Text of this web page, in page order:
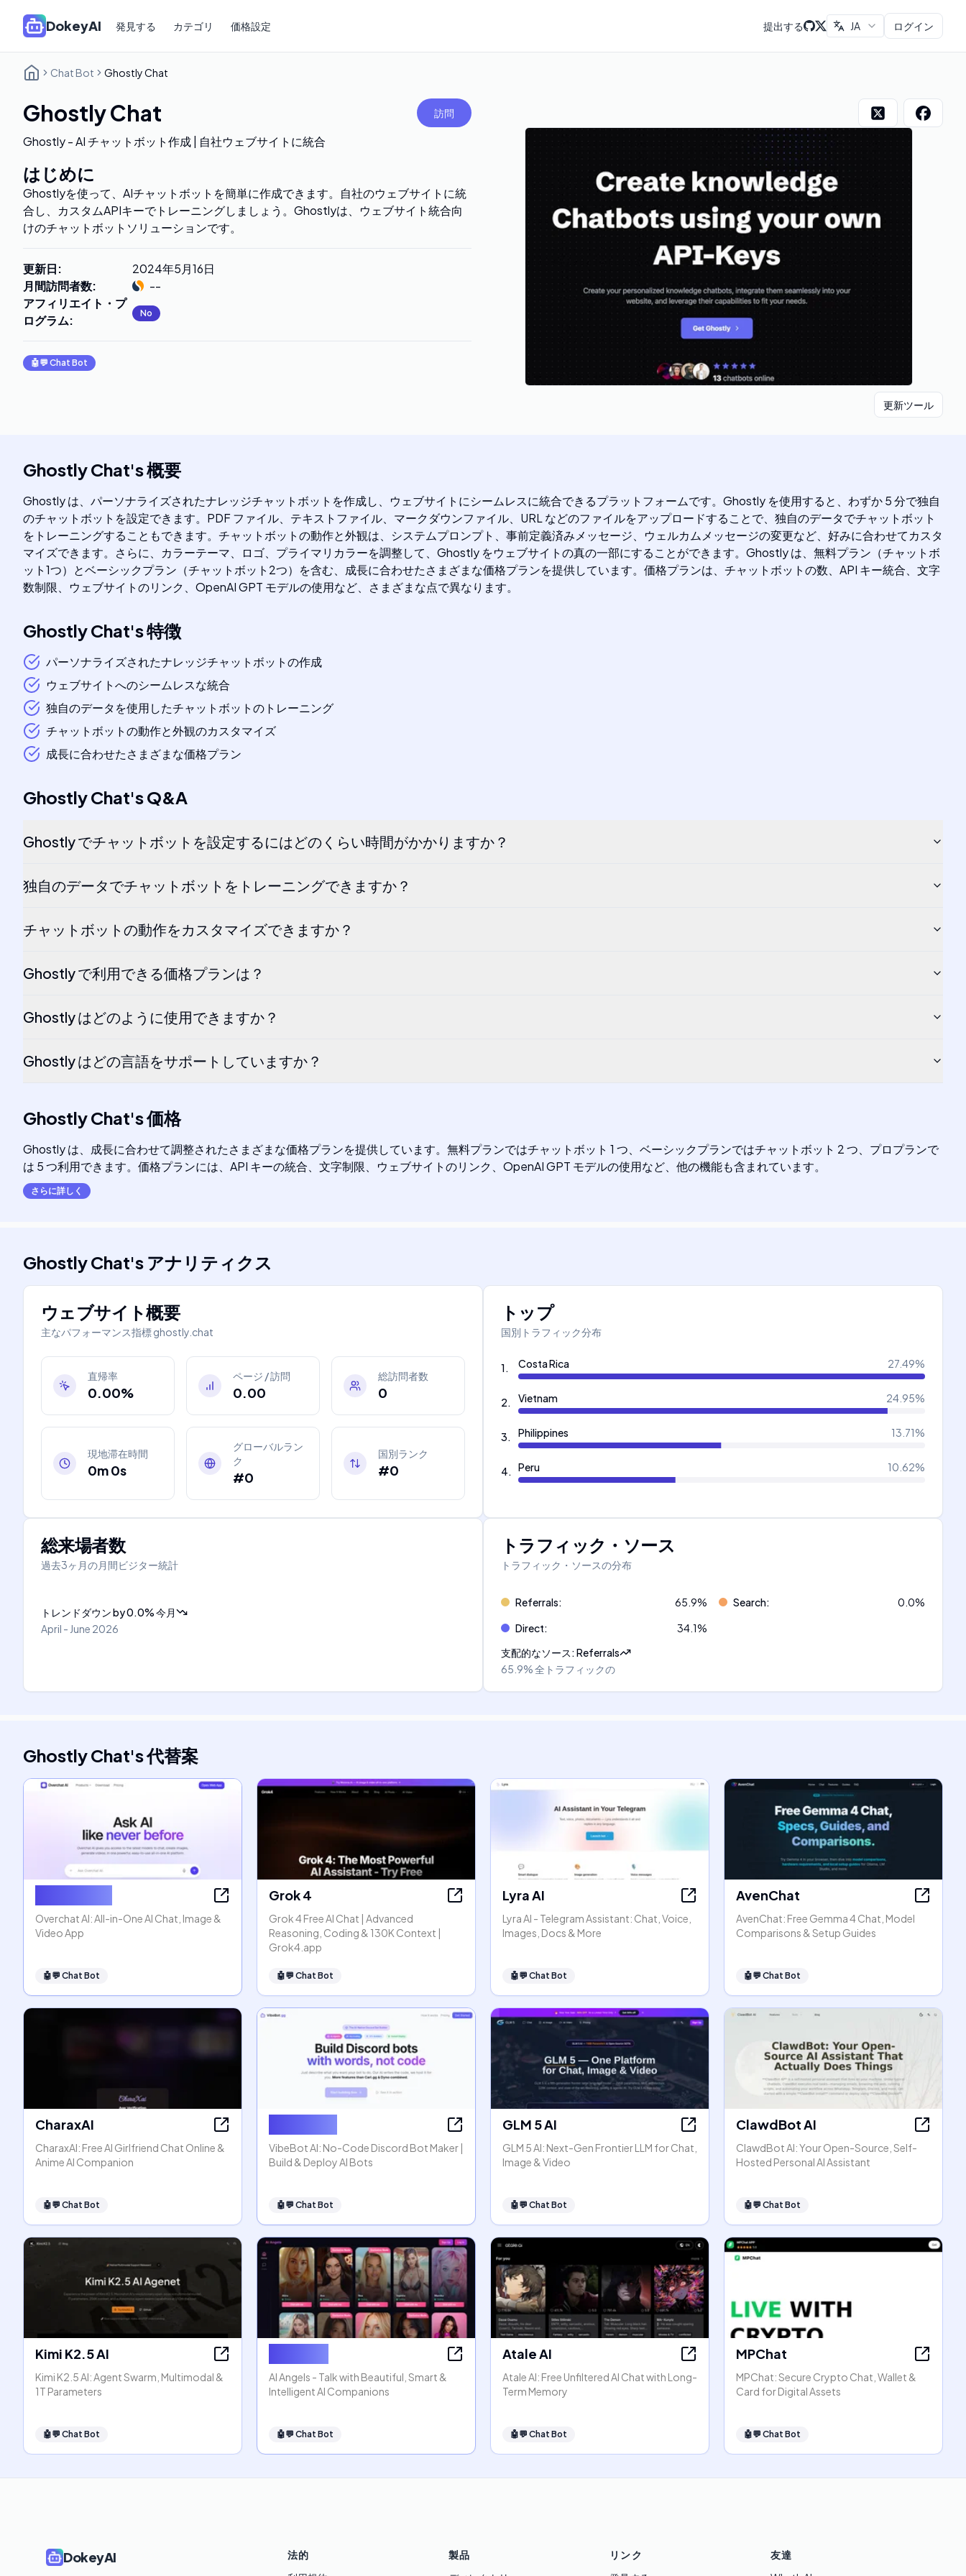
DokeyAI 発見する カテゴリ 価格設定 提出する JA ログイン
Chat Bot Ghostly Chat
Ghostly Chat 訪問
Ghostly - AI チャットボット作成 | 自社ウェブサイトに統合
はじめに
Ghostlyを使って、AIチャットボットを簡単に作成できます。自社のウェブサイトに統
合し、カスタムAPIキーでトレーニングしましょう。Ghostlyは、ウェブサイト統合向
けのチャットボットソリューションです。
更新日:
2024年5月16日
月間訪問者数:
--
アフィリエイト・プ
ログラム: No
🤖💬 Chat Bot
更新ツール
Ghostly Chat's概要
Ghostly は、パーソナライズされたナレッジチャットボットを作成し、ウェブサイトにシームレスに統合できるプラットフォームです。Ghostly を使用すると、わずか 5 分で独自
のチャットボットを設定できます。PDF ファイル、テキストファイル、マークダウンファイル、URL などのファイルをアップロードすることで、独自のデータでチャットボット
をトレーニングすることもできます。チャットボットの動作と外観は、システムプロンプト、事前定義済みメッセージ、ウェルカムメッセージの変更など、好みに合わせてカスタ
マイズできます。さらに、カラーテーマ、ロゴ、プライマリカラーを調整して、Ghostly をウェブサイトの真の一部にすることができます。Ghostly は、無料プラン（チャットボ
ット1つ）とベーシックプラン（チャットボット2つ）を含む、成長に合わせたさまざまな価格プランを提供しています。価格プランは、チャットボットの数、API キー統合、文字
数制限、ウェブサイトのリンク、OpenAI GPT モデルの使用など、さまざまな点で異なります。
Ghostly Chat's特徴
パーソナライズされたナレッジチャットボットの作成
ウェブサイトへのシームレスな統合
独自のデータを使用したチャットボットのトレーニング
チャットボットの動作と外観のカスタマイズ
成長に合わせたさまざまな価格プラン
Ghostly Chat'sQ&A
Ghostly でチャットボットを設定するにはどのくらい時間がかかりますか？
独自のデータでチャットボットをトレーニングできますか？
チャットボットの動作をカスタマイズできますか？
Ghostly で利用できる価格プランは？
Ghostly はどのように使用できますか？
Ghostly はどの言語をサポートしていますか？
Ghostly Chat's価格
Ghostly は、成長に合わせて調整されたさまざまな価格プランを提供しています。無料プランではチャットボット 1 つ、ベーシックプランではチャットボット 2 つ、プロプランで
は 5 つ利用できます。価格プランには、API キーの統合、文字制限、ウェブサイトのリンク、OpenAI GPT モデルの使用など、他の機能も含まれています。
さらに詳しく
Ghostly Chat's アナリティクス
ウェブサイト概要
主なパフォーマンス指標ghostly.chat
直帰率
0.00%
ページ / 訪問
0.00
総訪問者数
0
現地滞在時間
0m 0s
グローバルラン
ク
#0
国別ランク
#0
トップ
国別トラフィック分布
1. Costa Rica 27.49%
2. Vietnam 24.95%
3. Philippines 13.71%
4. Peru 10.62%
総来場者数
過去3ヶ月の月間ビジター統計
トレンドダウンby0.0%今月
April - June 2026
トラフィック・ソース
トラフィック・ソースの分布
Referrals: 65.9% Search: 0.0%
Direct: 34.1%
支配的なソース:Referrals
65.9%全トラフィックの
Ghostly Chat's代替案
Overchat AI: All-in-One AI Chat, Image &
Video App
🤖💬 Chat Bot
Grok 4
Grok 4 Free AI Chat | Advanced
Reasoning, Coding & 130K Context |
Grok4.app
🤖💬 Chat Bot
Lyra AI
Lyra AI - Telegram Assistant: Chat, Voice,
Images, Docs & More
🤖💬 Chat Bot
AvenChat
AvenChat: Free Gemma 4 Chat, Model
Comparisons & Setup Guides
🤖💬 Chat Bot
CharaxAI
CharaxAI: Free AI Girlfriend Chat Online &
Anime AI Companion
🤖💬 Chat Bot
VibeBot AI: No-Code Discord Bot Maker |
Build & Deploy AI Bots
🤖💬 Chat Bot
GLM 5 AI
GLM 5 AI: Next-Gen Frontier LLM for Chat,
Image & Video
🤖💬 Chat Bot
ClawdBot AI
ClawdBot AI: Your Open-Source, Self-
Hosted Personal AI Assistant
🤖💬 Chat Bot
Kimi K2.5 AI
Kimi K2.5 AI: Agent Swarm, Multimodal &
1T Parameters
🤖💬 Chat Bot
AI Angels - Talk with Beautiful, Smart &
Intelligent AI Companions
🤖💬 Chat Bot
Atale AI
Atale AI: Free Unfiltered AI Chat with Long-
Term Memory
🤖💬 Chat Bot
MPChat
MPChat: Secure Crypto Chat, Wallet &
Card for Digital Assets
🤖💬 Chat Bot
DokeyAI
法的
製品
リンク
友達